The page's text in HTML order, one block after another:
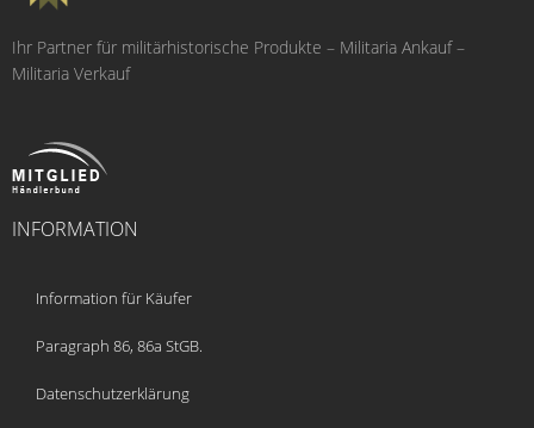
Ihr Partner für militärhistorische Produkte – Militaria Ankauf –
Militaria Verkauf
INFORMATION
Information für Käufer
Paragraph 86, 86a StGB.
Datenschutzerklärung